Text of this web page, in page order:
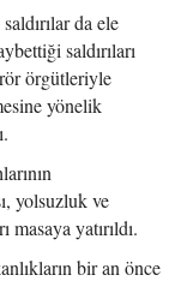
da ele
saldırıları
örgütleriyle
yönelik
yolsuzluk ve
yatırıldı.
bir an önce